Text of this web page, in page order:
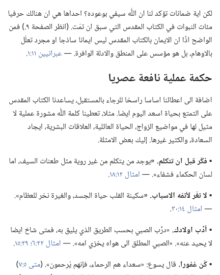
لكن اية ضمانات تؤكد لنا ان اللّٰه سيفي بوعوده؟‏ احداها هي ان هنالك حرفيا
مئات النبوات في الكتاب المقدس التي سبق ان تمّت.‏ (‏انظر الصفحة ٩.‏)‏ فمن
الواضح اذًا ان الايمان بالكتاب المقدس ليس ايمانا ساذجا او مجرد تعلّل
بالاوهام،‏ بل هو مؤسس على المنطق والادلة الوافرة.‏ —‏عبرانيين ١١:‏١ ‏.‏
حكمة عملية نافعة عصريا
اضافة الى اعطائنا اساسا راسخا للرجاء بالمستقبل،‏ يساعدنا الكتاب المقدس
على التمتع بحياة اسعد اليوم ايضا.‏ مثلا،‏ تعطينا كلمة اللّٰه مشورة عملية لا
مثيل لها في مواضيع الزواج،‏ الحياة العائلية،‏ العلاقات البشرية،‏ ايجاد
السعادة،‏ والكثير غيرها.‏ إليك بعض الامثلة.‏
▪ فكّر قبل ان تتكلم.‏ «‏يوجد من يتكلم من غير روية مثل طعنات السيف،‏ اما
لسان الحكماء فشفاء».‏ —‏امثال ١٢:‏١٨
‏.‏
▪ لا تغَر لأتفه الاسباب.‏ «‏سكينة القلب حياة الجسد،‏ والغيرة نخر للعظام».‏
—‏امثال ١٤:‏٣٠
‏.‏
▪ أدِّب اولادك.‏ «درِّب الصبي بحسب الطريق الذي يليق به،‏ فمتى شاخ ايضا
لا يحيد عنه».‏ «الصبي المطلق الى هواه يخزي امه».‏ —‏امثال ٢٢:‏٦؛‏
‏.‏
▪ كُن غفورا.‏ قال يسوع:‏ «سعداء هم الرحماء،‏ فإنهم يُرحمون».‏ (‏متى ٥:‏٧
‏)‏